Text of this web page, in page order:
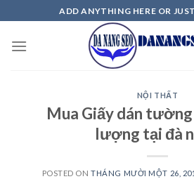
to
content
ADD ANYTHING HERE OR
NỘI THẤT
Mua Giấy dán
lượng tại đà
POSTED ONTHÁNG MƯỜI MỘT 26,